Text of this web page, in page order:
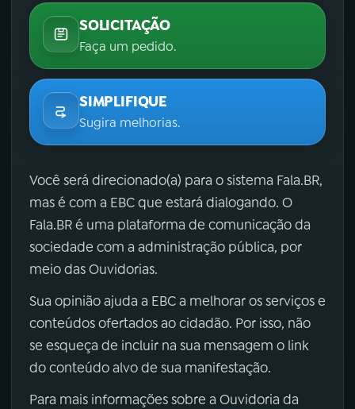
SOLICITAÇÃO
Faça um pedido.
SIMPLIFIQUE
Sugira melhorias.
Você será direcionado(a) para o sistema Fala.BR,
mas é com a EBC que estará dialogando. O
Fala.BR é uma plataforma de comunicação da
sociedade com a administração pública, por
meio das Ouvidorias.
Sua opinião ajuda a EBC a melhorar os serviços e
conteúdos ofertados ao cidadão. Por isso, não
se esqueça de incluir na sua mensagem o link
do conteúdo alvo de sua manifestação.
Para mais informações sobre a Ouvidoria da